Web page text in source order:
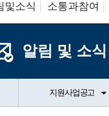
및소식 소통과참여
알림 및 소식
지원사업공고